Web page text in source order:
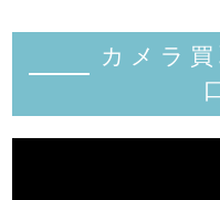
カメラ